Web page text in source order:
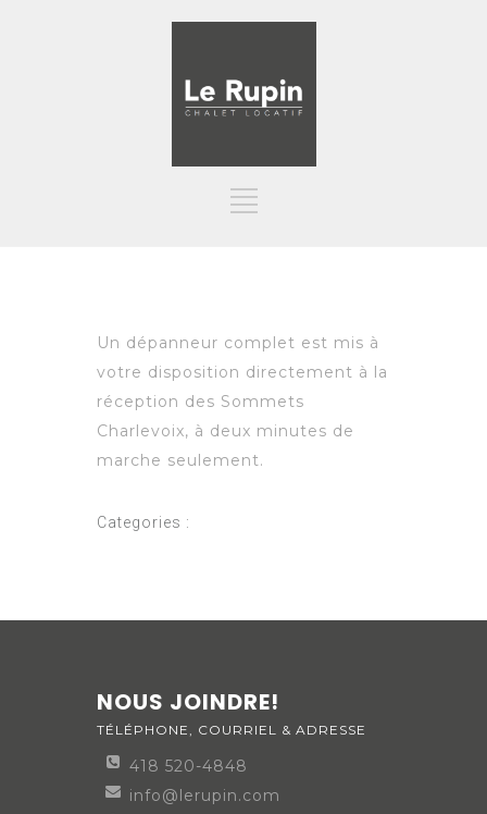
Un dépanneur complet est mis à
votre disposition directement à la
réception des Sommets
Charlevoix, à deux minutes de
marche seulement.
Categories :
NOUS JOINDRE!
TÉLÉPHONE, COURRIEL & ADRESSE
418 520-4848
info@lerupin.com